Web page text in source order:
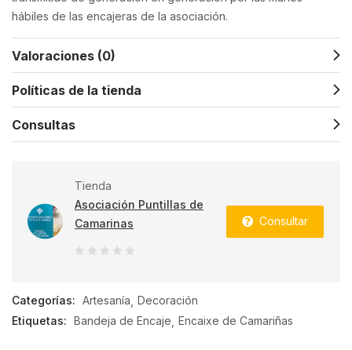
hábiles de las encajeras de la asociación.
Valoraciones (0)
Políticas de la tienda
Consultas
Tienda
Asociación Puntillas de
Camarinas
Consultar
Categorías: Artesanía Decoración
Etiquetas: Bandeja de Encaje Encaixe de Camariñas